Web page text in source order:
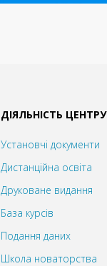
ДІЯЛЬНІСТЬ ЦЕНТРУ
Установчі документи
Дистанційна освіта
Друковане видання
База курсів
Подання даних
Школа новаторства